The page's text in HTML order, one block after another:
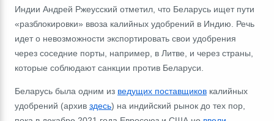
Индии Андрей Ржеусский отметил, что Беларусь ищет пути
«разблокировки» ввоза калийных удобрений в Индию. Речь
идет о невозможности экспортировать свои удобрения
через соседние порты, например, в Литве, и через страны,
которые соблюдают санкции против Беларуси.
Беларусь была одним из ведущих поставщиков калийных
удобрений (архив здесь) на индийский рынок до тех пор,